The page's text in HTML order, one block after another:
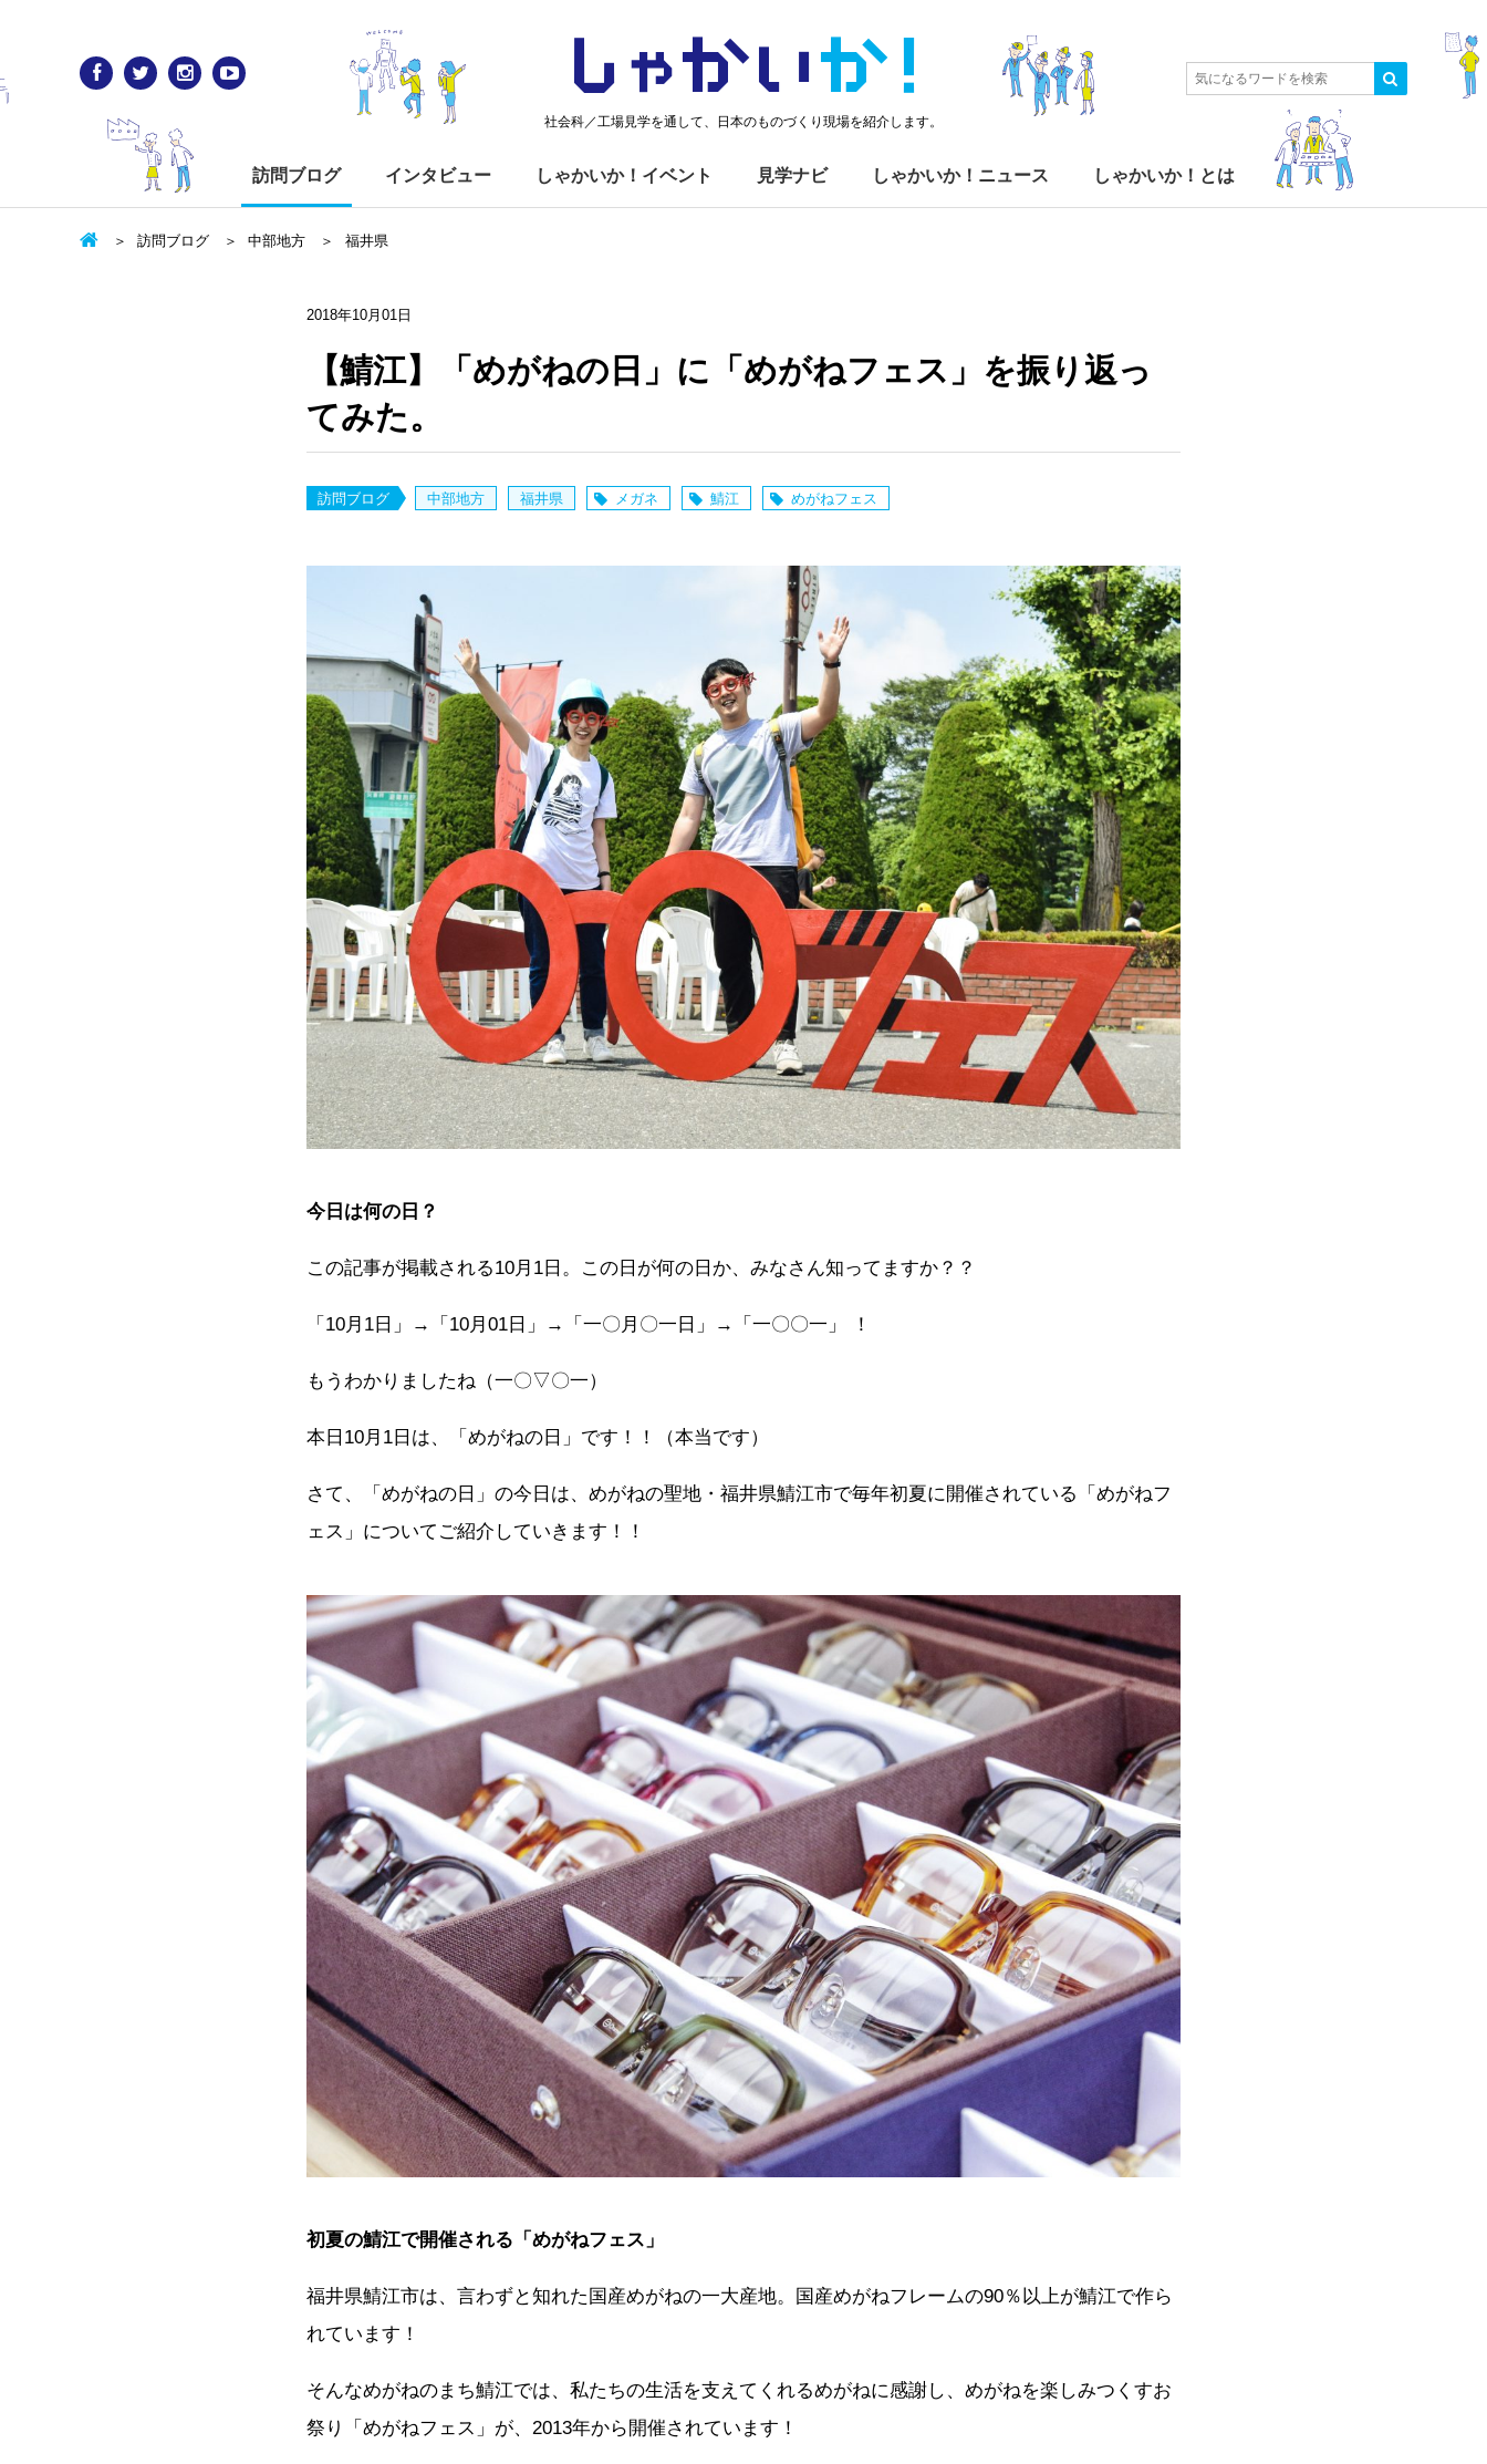
しゃかいか！
社会科／工場見学を通して、日本のものづくり現場を紹介します。
訪問ブログ インタビュー しゃかいか！イベント 見学ナビ しゃかいか！ニュース しゃかいか！とは
訪問ブログ 中部地方 福井県
2018年10月01日
【鯖江】「めがねの日」に「めがねフェス」を振り返っ
てみた。
訪問ブログ 中部地方 福井県 メガネ 鯖江 めがねフェス
今日は何の日？
この記事が掲載される10月 1 日。この日が何の日か、みなさん知ってますか？？
「 10月 1 日」→ 「 10月 01 日」→ 「一〇月〇一日」→「一〇〇一」 ！
もうわかりましたね（一〇▽〇一）
本日 10月 1 日は、「めがねの日」です！！（本当です）
さて、「めがねの日」の今日は、めがねの聖地・福井県鯖江市で毎年初夏に開催されている「めがねフ
ェス」についてご紹介していきます！！
初夏の鯖江で開催される「めがねフェス」
福井県鯖江市は、言わずと知れた国産めがねの一大産地。国産めがねフレームの90％以上が鯖江で作ら
れています！
そんなめがねのまち鯖江では、私たちの生活を支えてくれるめがねに感謝し、めがねを楽しみつくすお
祭り「めがねフェス」が、 2013年から開催されています！